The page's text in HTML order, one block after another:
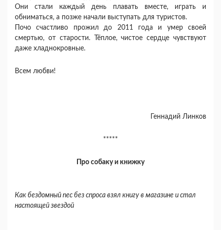
Они стали каждый день плавать вместе, играть и
обниматься, а позже начали выступать для туристов.
Почо счастливо прожил до 2011 года и умер своей
смертью, от старости. Тёплое, чистое сердце чувствуют
даже хладнокровные.
Всем любви!
Геннадий Линков
*****
Про собаку и книжку
Как бездомный пес без спроса взял книгу в магазине и стал
настоящей звездой